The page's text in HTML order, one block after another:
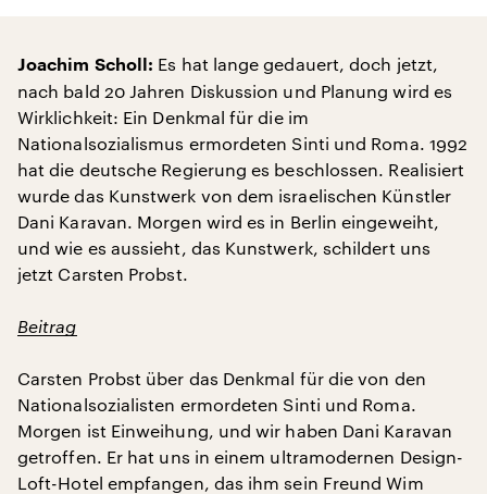
Joachim Scholl: Es hat lange gedauert, doch jetzt,
nach bald 20 Jahren Diskussion und Planung wird es
Wirklichkeit: Ein Denkmal für die im
Nationalsozialismus ermordeten Sinti und Roma. 1992
hat die deutsche Regierung es beschlossen. Realisiert
wurde das Kunstwerk von dem israelischen Künstler
Dani Karavan. Morgen wird es in Berlin eingeweiht,
und wie es aussieht, das Kunstwerk, schildert uns
jetzt Carsten Probst.
Beitrag
Carsten Probst über das Denkmal für die von den
Nationalsozialisten ermordeten Sinti und Roma.
Morgen ist Einweihung, und wir haben Dani Karavan
getroffen. Er hat uns in einem ultramodernen Design-
Loft-Hotel empfangen, das ihm sein Freund Wim